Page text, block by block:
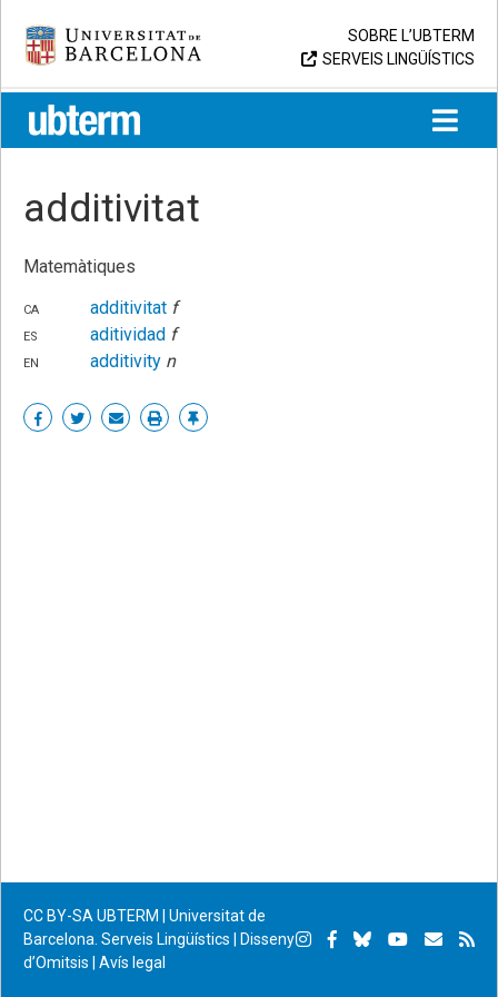
content
Universitat de Barcelona
SOBRE L’UBTERM
SERVEIS LINGÜÍSTICS
UB > UBTERM
additivitat
Matemàtiques
ca
additivitat f
es
aditividad f
en
additivity n
Share ShareSharePrint Enllaç
CC BY-SA UBTERM | Universitat de
Barcelona. Serveis Lingüístics
Disseny
d’Omitsis
Avís legal
Instagram
Facebook
BlueskyYouTube